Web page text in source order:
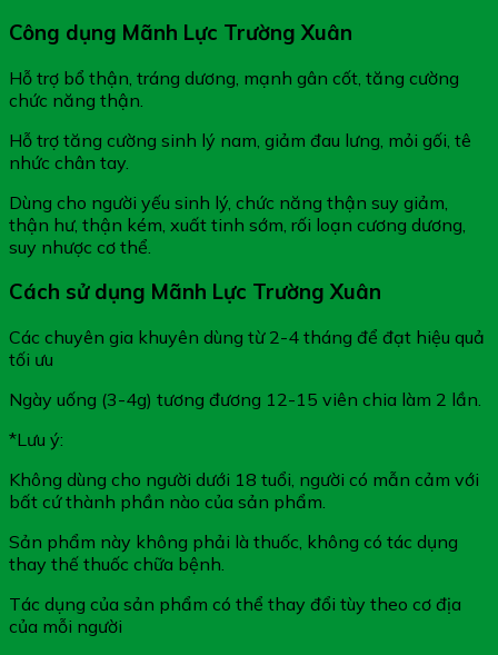
Công dụng Mãnh Lực Trường Xuân
Hỗ trợ bổ thận, tráng dương, mạnh gân cốt, tăng cường
chức năng thận.
Hỗ trợ tăng cường sinh lý nam, giảm đau lưng, mỏi gối, tê
nhức chân tay.
Dùng cho người yếu sinh lý, chức năng thận suy giảm,
thận hư, thận kém, xuất tinh sớm, rối loạn cương dương,
suy nhược cơ thể.
Cách sử dụng Mãnh Lực Trường Xuân
Các chuyên gia khuyên dùng từ 2-4 tháng để đạt hiệu quả
tối ưu
Ngày uống (3-4g) tương đương 12-15 viên chia làm 2 lần.
*Lưu ý:
Không dùng cho người dưới 18 tuổi, người có mẫn cảm với
bất cứ thành phần nào của sản phẩm.
Sản phẩm này không phải là thuốc, không có tác dụng
thay thế thuốc chữa bệnh.
Tác dụng của sản phẩm có thể thay đổi tùy theo cơ địa
của mỗi người